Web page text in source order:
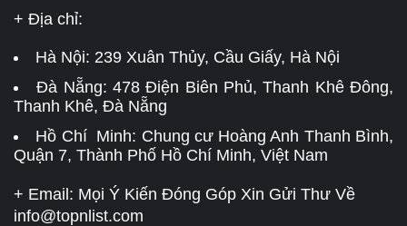
+ Địa chỉ:
Hà Nội: 239 Xuân Thủy, Cầu Giấy, Hà Nội
Đà Nẵng:478 Điện Biên Phủ, Thanh Khê Đông,
Thanh Khê, Đà Nẵng
Hồ Chí Minh: Chung cư Hoàng Anh Thanh Bình,
Quận 7, Thành Phố Hồ Chí Minh, Việt Nam
+ Email: Mọi Ý Kiến Đóng Góp Xin Gửi Thư Về
info@topnlist.com